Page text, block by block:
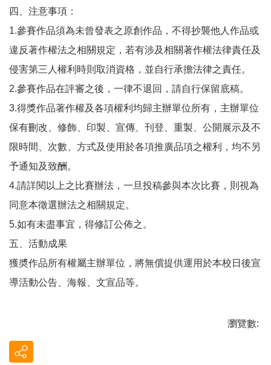
四、注意事項：
1.參賽作品須為未曾發表之原創作品，不得抄襲他人作品或
違反著作權法之相關規定，若有涉及相關著作權法律責任及
侵害第三人權利時則取消資格，並自行承擔法律之責任。
2.參賽作品在評審之後，一律不退回，請自行保留底稿。
3.得獎作品著作權及各項權利均歸主辦單位所有，主辦單位
保有刪改、修飾、印製、宣傳、刊登、重製、公開展示及不
限時間、次數、方式及使用於各項推廣品項之權利，均不另
予通知及致酬。
4.請詳閱以上之比賽辦法，一旦投稿參與本次比賽，則視為
同意本徵選辦法之相關規定。
5.如有未盡事宜，得修訂公佈之。
五、活動成果
獲奬作品所有權屬主辦單位，將無償提供運用於本校日後宣
導活動公告、海報、文宣品等。
瀏覽數: